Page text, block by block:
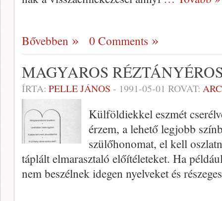
Bővebben 0 Comments
MAGYAROS
ÍRTA: PELLE JÁNOS - 1991-05-01 ROVAT:
Külföldiekkel eszmét
érzem, a lehető legjobb
szülőhonomat, el kell
táplált elmarasztaló előítéleteket. Ha
nem beszélnek idegen nyel­veket és